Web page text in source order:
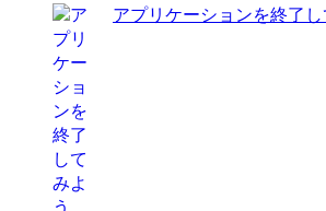
アプリケーションを終了し